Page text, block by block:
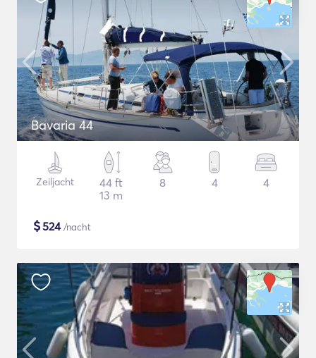
Bavaria 44
Zeiljacht
44 ft
13 m
8 4 4
$524/nacht